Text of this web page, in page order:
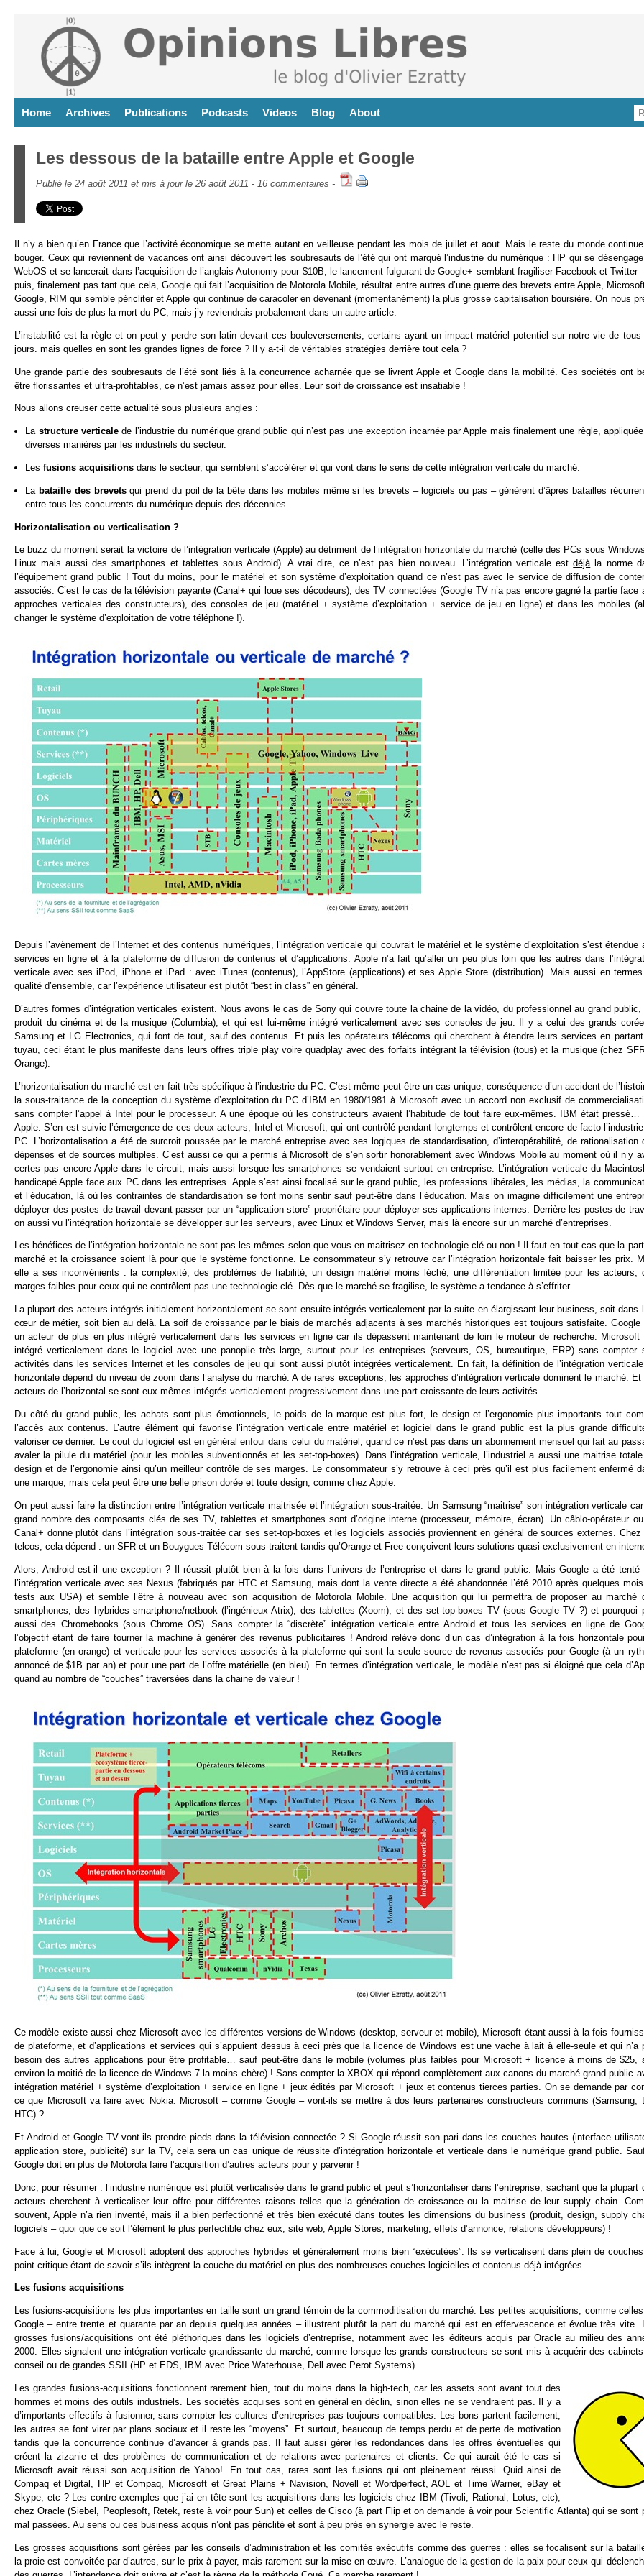
Home Archives Publications Podcasts Videos Blog About
Les dessous de la bataille entre Apple et Google
Publié le 24 août 2011 et mis à jour le 26 août 2011 - 16 commentaires -
Il n’y a bien qu’en France que l’activité économique se mette autant en veilleuse pendant les mois de juillet et aout. Mais le reste du monde
bouger. Ceux qui reviennent de vacances ont ainsi découvert les soubresauts de l’été qui ont marqué l’industrie du numérique : HP qui se
WebOS et se lancerait dans l’acquisition de l’anglais Autonomy pour $10B, le lancement fulgurant de Google+ semblant fragiliser Facebook et Twitter
puis, finalement pas tant que cela, Google qui fait l’acquisition de Motorola Mobile, résultat entre autres d’une guerre des brevets entre Apple,
Google, RIM qui semble péricliter et Apple qui continue de caracoler en devenant (momentanément) la plus grosse capitalisation boursière. On nous
aussi une fois de plus la mort du PC, mais j’y reviendrais probalement dans un autre article.
L’instabilité est la règle et on peut y perdre son latin devant ces bouleversements, certains ayant un impact matériel potentiel sur notre vie de tous
jours. mais quelles en sont les grandes lignes de force ? Il y a-t-il de véritables stratégies derrière tout cela ?
Une grande partie des soubresauts de l’été sont liés à la concurrence acharnée que se livrent Apple et Google dans la mobilité. Ces sociétés ont
être florissantes et ultra-profitables, ce n’est jamais assez pour elles. Leur soif de croissance est insatiable !
Nous allons creuser cette actualité sous plusieurs angles :
La structure verticalede l’industrie du numérique grand public qui n’est pas une exception incarnée par Apple mais finalement une règle,
diverses manières par les industriels du secteur.
Lesfusions acquisitionsdans le secteur, qui semblent s’accélérer et qui vont dans le sens de cette intégration verticale du marché.
La bataille des brevetsqui prend du poil de la bête dans les mobiles même si les brevets – logiciels ou pas – génèrent d’âpres batailles
entre tous les concurrents du numérique depuis des décennies.
Horizontalisation ou verticalisation ?
Le buzz du moment serait la victoire de l’intégration verticale (Apple) au détriment de l’intégration horizontale du marché (celle des PCs sous
Linux mais aussi des smartphones et tablettes sous Android). A vrai dire, ce n’est pas bien nouveau. L’intégration verticale estdéjàla norme
l’équipement grand public ! Tout du moins, pour le matériel et son système d’exploitation quand ce n’est pas avec le service de diffusion de
associés. C’est le cas de la télévision payante (Canal+ qui loue ses décodeurs), des TV connectées (Google TV n’a pas encore gagné la partie face
approches verticales des constructeurs), des consoles de jeu (matériel + système d’exploitation + service de jeu en ligne) et dans les mobiles
changer le système d’exploitation de votre téléphone !).
Depuis l’avènement de l’Internet et des contenus numériques, l’intégration verticale qui couvrait le matériel et le système d’exploitation s’est étendue
services en ligne et à la plateforme de diffusion de contenus et d’applications. Apple n’a fait qu’aller un peu plus loin que les autres dans
verticale avec ses iPod, iPhone et iPad : avec iTunes (contenus), l’AppStore (applications) et ses Apple Store (distribution). Mais aussi en
qualité d’ensemble, car l’expérience utilisateur est plutôt “best in class” en général.
D’autres formes d’intégration verticales existent. Nous avons le cas de Sony qui couvre toute la chaine de la vidéo, du professionnel au grand public,
produit du cinéma et de la musique (Columbia), et qui est lui-même intégré verticalement avec ses consoles de jeu. Il y a celui des grands
Samsung et LG Electronics, qui font de tout, sauf des contenus. Et puis les opérateurs télécoms qui cherchent à étendre leurs services en
tuyau, ceci étant le plus manifeste dans leurs offres triple play voire quadplay avec des forfaits intégrant la télévision (tous) et la musique (chez
Orange).
L’horizontalisation du marché est en fait très spécifique à l’industrie du PC. C’est même peut-être un cas unique, conséquence d’un accident de
la sous-traitance de la conception du système d’exploitation du PC d’IBM en 1980/1981 à Microsoft avec un accord non exclusif de
sans compter l’appel à Intel pour le processeur. A une époque où les constructeurs avaient l’habitude de tout faire eux-mêmes. IBM était pressé…
Apple. S’en est suivie l’émergence de ces deux acteurs, Intel et Microsoft, qui ont contrôlé pendant longtemps et contrôlent encore de facto
PC. L’horizontalisation a été de surcroit poussée par le marché entreprise avec ses logiques de standardisation, d’interopérabilité, de rationalisation
dépenses et de sources multiples. C’est aussi ce qui a permis à Microsoft de s’en sortir honorablement avec Windows Mobile au moment où il n’y
certes pas encore Apple dans le circuit, mais aussi lorsque les smartphones se vendaient surtout en entreprise. L’intégration verticale du
handicapé Apple face aux PC dans les entreprises. Apple s’est ainsi focalisé sur le grand public, les professions libérales, les médias, la
et l’éducation, là où les contraintes de standardisation se font moins sentir sauf peut-être dans l’éducation. Mais on imagine difficilement une
déployer des postes de travail devant passer par un “application store” propriétaire pour déployer ses applications internes. Derrière les postes de
on aussi vu l’intégration horizontale se développer sur les serveurs, avec Linux et Windows Server, mais là encore sur un marché d’entreprises.
Les bénéfices de l’intégration horizontale ne sont pas les mêmes selon que vous en maitrisez en technologie clé ou non ! Il faut en tout cas que la
marché et la croissance soient là pour que le système fonctionne. Le consommateur s’y retrouve car l’intégration horizontale fait baisser les prix.
elle a ses inconvénients : la complexité, des problèmes de fiabilité, un design matériel moins léché, une différentiation limitée pour les acteurs,
marges faibles pour ceux qui ne contrôlent pas une technologie clé. Dès que le marché se fragilise, le système a tendance à s’effriter.
La plupart des acteurs intégrés initialement horizontalement se sont ensuite intégrés verticalement par la suite en élargissant leur business, soit dans
cœur de métier, soit bien au delà. La soif de croissance par le biais de marchés adjacents à ses marchés historiques est toujours satisfaite. Google
un acteur de plus en plus intégré verticalement dans les services en ligne car ils dépassent maintenant de loin le moteur de recherche. Microsoft
intégré verticalement dans le logiciel avec une panoplie très large, surtout pour les entreprises (serveurs, OS, bureautique, ERP) sans compter
activités dans les services Internet et les consoles de jeu qui sont aussi plutôt intégrées verticalement. En fait, la définition de l’intégration
horizontale dépend du niveau de zoom dans l’analyse du marché. A de rares exceptions, les approches d’intégration verticale dominent le marché. Et
acteurs de l’horizontal se sont eux-mêmes intégrés verticalement progressivement dans une part croissante de leurs activités.
Du côté du grand public, les achats sont plus émotionnels, le poids de la marque est plus fort, le design et l’ergonomie plus importants tout
l’accès aux contenus. L’autre élément qui favorise l’intégration verticale entre matériel et logiciel dans le grand public est la plus grande
valoriser ce dernier. Le cout du logiciel est en général enfoui dans celui du matériel, quand ce n’est pas dans un abonnement mensuel qui fait au
avaler la pilule du matériel (pour les mobiles subventionnés et les set-top-boxes). Dans l’intégration verticale, l’industriel a aussi une maitrise
design et de l’ergonomie ainsi qu’un meilleur contrôle de ses marges. Le consommateur s’y retrouve à ceci près qu’il est plus facilement enfermé
une marque, mais cela peut être une belle prison dorée et toute design, comme chez Apple.
On peut aussi faire la distinction entre l’intégration verticale maitrisée et l’intégration sous-traitée. Un Samsung “maitrise” son intégration verticale
grand nombre des composants clés de ses TV, tablettes et smartphones sont d’origine interne (processeur, mémoire, écran). Un câblo-opérateur
Canal+ donne plutôt dans l’intégration sous-traitée car ses set-top-boxes et les logiciels associés proviennent en général de sources externes. Chez
telcos, cela dépend : un SFR et un Bouygues Télécom sous-traitent tandis qu’Orange et Free conçoivent leurs solutions quasi-exclusivement en
Alors, Android est-il une exception ? Il réussit plutôt bien à la fois dans l’univers de l’entreprise et dans le grand public. Mais Google a été tenté
l’intégration verticale avec ses Nexus (fabriqués par HTC et Samsung, mais dont la vente directe a été abandonnée l’été 2010 après quelques
tests aux USA) et semble l’être à nouveau avec son acquisition de Motorola Mobile. Une acquisition qui lui permettra de proposer au marché
smartphones, des hybrides smartphone/netbook (l’ingénieux Atrix), des tablettes (Xoom), et des set-top-boxes TV (sous Google TV ?) et pourquoi
aussi des Chromebooks (sous Chrome OS). Sans compter la “discrète” intégration verticale entre Android et tous les services en ligne de
l’objectif étant de faire tourner la machine à générer des revenus publicitaires ! Android relève donc d’un cas d’intégration à la fois horizontale
plateforme (en orange) et verticale pour les services associés à la plateforme qui sont la seule source de revenus associés pour Google (à un
annoncé de $1B par an) et pour une part de l’offre matérielle (en bleu). En termes d’intégration verticale, le modèle n’est pas si éloigné que cela
quand au nombre de “couches” traversées dans la chaine de valeur !
Ce modèle existe aussi chez Microsoft avec les différentes versions de Windows (desktop, serveur et mobile), Microsoft étant aussi à la fois
de plateforme, et d’applications et services qui s’appuient dessus à ceci près que la licence de Windows est une vache à lait à elle-seule et qui n’a
besoin des autres applications pour être profitable… sauf peut-être dans le mobile (volumes plus faibles pour Microsoft + licence à moins de $25,
environ la moitié de la licence de Windows 7 la moins chère) ! Sans compter la XBOX qui répond complètement aux canons du marché grand public
intégration matériel + système d’exploitation + service en ligne + jeux édités par Microsoft + jeux et contenus tierces parties. On se demande par
ce que Microsoft va faire avec Nokia. Microsoft – comme Google – vont-ils se mettre à dos leurs partenaires constructeurs communs (Samsung,
HTC) ?
Et Android et Google TV vont-ils prendre pieds dans la télévision connectée ? Si Google réussit son pari dans les couches hautes (interface
application store, publicité) sur la TV, cela sera un cas unique de réussite d’intégration horizontale et verticale dans le numérique grand public.
Google doit en plus de Motorola faire l’acquisition d’autres acteurs pour y parvenir !
Donc, pour résumer : l’industrie numérique est plutôt verticalisée dans le grand public et peut s’horizontaliser dans l’entreprise, sachant que la plupart
acteurs cherchent à verticaliser leur offre pour différentes raisons telles que la génération de croissance ou la maitrise de leur supply chain.
souvent, Apple n’a rien inventé, mais il a bien perfectionné et très bien exécuté dans toutes les dimensions du business (produit, design, supply
logiciels – quoi que ce soit l’élément le plus perfectible chez eux, site web, Apple Stores, marketing, effets d’annonce, relations développeurs) !
Face à lui, Google et Microsoft adoptent des approches hybrides et généralement moins bien “exécutées”. Ils se verticalisent dans plein de
point critique étant de savoir s’ils intègrent la couche du matériel en plus des nombreuses couches logicielles et contenus déjà intégrées.
Les fusions acquisitions
Les fusions-acquisitions les plus importantes en taille sont un grand témoin de la commoditisation du marché. Les petites acquisitions, comme
Google – entre trente et quarante par an depuis quelques années – illustrent plutôt la part du marché qui est en effervescence et évolue très vite.
grosses fusions/acquisitions ont été pléthoriques dans les logiciels d’entreprise, notamment avec les éditeurs acquis par Oracle au milieu des
2000. Elles signalent une intégration verticale grandissante du marché, comme lorsque les grands constructeurs se sont mis à acquérir des
conseil ou de grandes SSII (HP et EDS, IBM avec Price Waterhouse, Dell avec Perot Systems).
Les grandes fusions-acquisitions fonctionnent rarement bien, tout du moins dans la high-tech, car les assets sont avant tout des
hommes et moins des outils industriels. Les sociétés acquises sont en général en déclin, sinon elles ne se vendraient pas. Il y a
d’importants effectifs à fusionner, sans compter les cultures d’entreprises pas toujours compatibles. Les bons partent facilement,
les autres se font virer par plans sociaux et il reste les “moyens”. Et surtout, beaucoup de temps perdu et de perte de motivation
tandis que la concurrence continue d’avancer à grands pas. Il faut aussi gérer les redondances dans les offres éventuelles qui
créent la zizanie et des problèmes de communication et de relations avec partenaires et clients. Ce qui aurait été le cas si
Microsoft avait réussi son acquisition de Yahoo!. En tout cas, rares sont les fusions qui ont pleinement réussi. Quid ainsi de
Compaq et Digital, HP et Compaq, Microsoft et Great Plains + Navision, Novell et Wordperfect, AOL et Time Warner, eBay et
Skype, etc ? Les contre-exemples que j’ai en tête sont les acquisitions dans les logiciels chez IBM (Tivoli, Rational, Lotus, etc),
chez Oracle (Siebel, Peoplesoft, Retek, reste à voir pour Sun) et celles de Cisco (à part Flip et on demande à voir pour Scientific Atlanta) qui se sont
mal passées. Au sens ou ces business acquis n’ont pas périclité et sont à peu près en synergie avec le reste.
Les grosses acquisitions sont gérées par les conseils d’administration et les comités exécutifs comme des guerres : elles se focalisent sur la
la proie est convoitée par d’autres, sur le prix à payer, mais rarement sur la mise en œuvre. L’analogue de la gestion de la paix pour ceux qui